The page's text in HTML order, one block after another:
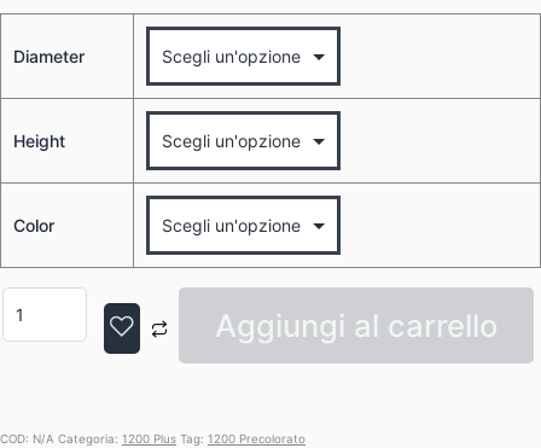
Diameter
Height
Color
Aggiungi al carrello
COD: N/A Categoria: 1200 Plus Tag: 1200 Precolorato